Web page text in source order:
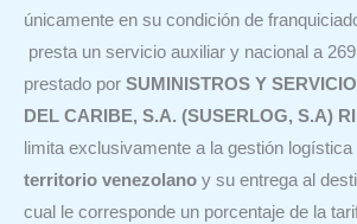
únicamente en su condición de
presta un servicio auxiliar y nacional a
prestado por SUMINISTROS Y
DEL CARIBE, S.A. (SUSERLOG, S.A)
limita exclusivamente a la gestión
territorio venezolano y su entrega al
cual le corresponde un porcentaje de la